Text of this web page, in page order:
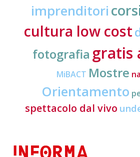
imprenditori
cultura low cost
fotografia gratis
MiBACT Mostre
Orientamento
spettacolo dal vivo